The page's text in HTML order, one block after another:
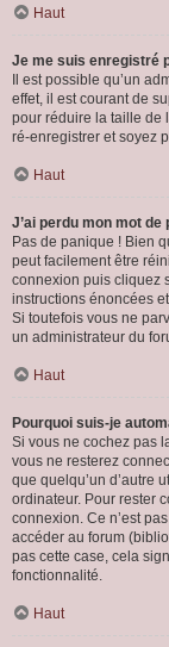
Haut
Je me suis enregistré
Il est possible qu’un
effet, il est courant de
pour réduire la taille de
ré-enregistrer et soyez
Haut
J’ai perdu mon mot de
Pas de panique ! Bien
peut facilement être
connexion puis cliquez
instructions énoncées
Si toutefois vous ne
un administrateur du
Haut
Pourquoi suis-je
Si vous ne cochez pas
vous ne resterez
que quelqu’un d’autre
ordinateur. Pour rester
connexion. Ce n’est
accéder au forum
pas cette case, cela
fonctionnalité.
Haut